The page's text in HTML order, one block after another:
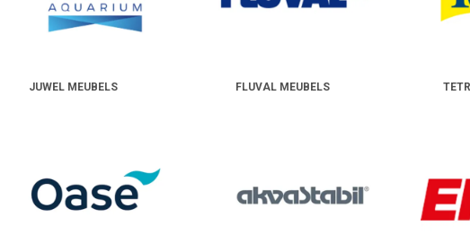
JUWEL MEUBELS FLUVAL MEUBELS